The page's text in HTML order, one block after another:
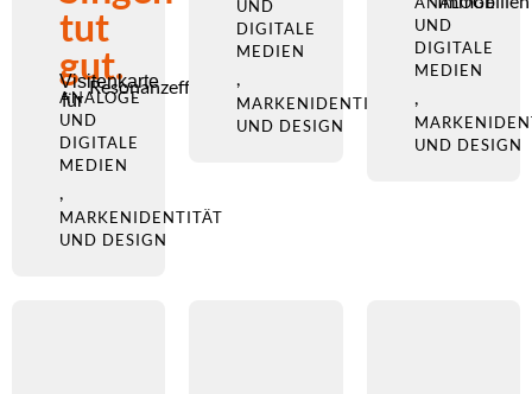
tut
gut.
Visitenkarte
für
Resonanzeffekt
ANALOGE
UND
DIGITALE
MEDIEN
,
MARKENIDENTITÄT
UND DESIGN
UND
DIGITALE
MEDIEN
,
MARKENIDENTITÄT
UND DESIGN
UND
DIGITALE
MEDIEN
,
UND DESIGN